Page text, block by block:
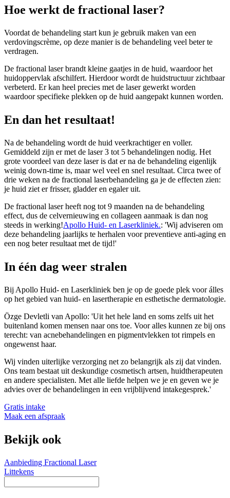
Hoe werkt de fractional laser?
Voordat de behandeling start kun je gebruik maken van een
verdovingscrème, op deze manier is de behandeling veel beter te
verdragen.
De fractional laser brandt kleine gaatjes in de huid, waardoor het
huidoppervlak afschilfert. Hierdoor wordt de huidstructuur zichtbaar
verbeterd. Er kan heel precies met de laser gewerkt worden
waardoor specifieke plekken op de huid aangepakt kunnen worden.
En dan het resultaat!
Na de behandeling wordt de huid veerkrachtiger en voller.
Gemiddeld zijn er met de laser 3 tot 5 behandelingen nodig. Het
grote voordeel van deze laser is dat er na de behandeling eigenlijk
weinig down-time is, maar wel veel en snel resultaat. Circa twee of
drie weken na de fractional laserbehandeling ga je de effecten zien:
je huid ziet er frisser, gladder en egaler uit.
De fractional laser heeft nog tot 9 maanden na de behandeling
effect, dus de celvernieuwing en collageen aanmaak is dan nog
steeds in werking!Apollo Huid- en Laserkliniek.: 'Wij adviseren om
deze behandeling jaarlijks te herhalen voor preventieve anti-aging en
een nog beter resultaat met de tijd!'
In één dag weer stralen
Bij Apollo Huid- en Laserkliniek ben je op de goede plek voor álles
op het gebied van huid- en lasertherapie en esthetische dermatologie.
Özge Devletli van Apollo: 'Uit het hele land en soms zelfs uit het
buitenland komen mensen naar ons toe. Voor alles kunnen ze bij ons
terecht: van acnebehandelingen en pigmentvlekken tot rimpels en
ongewenst haar.
Wij vinden uiterlijke verzorging net zo belangrijk als zij dat vinden.
Ons team bestaat uit deskundige cosmetisch artsen, huidtherapeuten
en andere specialisten. Met alle liefde helpen we je en geven we je
advies over de behandelingen in een vrijblijvend intakegesprek.'
Gratis intake
Maak een afspraak
Bekijk ook
Aanbieding Fractional Laser
Littekens